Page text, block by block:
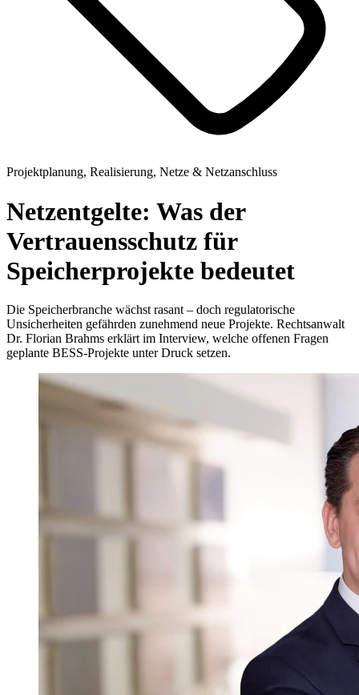
Projektplanung, Realisierung, Netze & Netzanschluss
Netzentgelte: Was der
Vertrauensschutz für
Speicherprojekte bedeutet
Die Speicherbranche wächst rasant – doch regulatorische
Unsicherheiten gefährden zunehmend neue Projekte. Rechtsanwalt
Dr. Florian Brahms erklärt im Interview, welche offenen Fragen
geplante BESS-Projekte unter Druck setzen.